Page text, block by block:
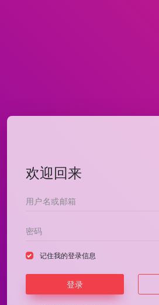
欢迎回来
记住我的登录信息
登录